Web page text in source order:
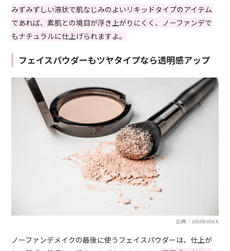
みずみずしい液状で肌なじみのよいリキッドタイプのアイテム
であれば、素肌との境目が浮き上がりにくく、ノーファンデで
もナチュラルに仕上げられますよ。
フェイスパウダーもツヤタイプなら透明感アップ
出典：adobestock
ノーファンデメイクの最後に使うフェイスパウダーは、仕上が